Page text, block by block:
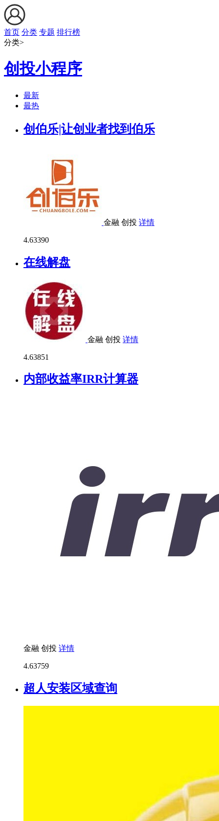
首页 分类 专题 排行榜
分类>
创投小程序
最新
最热
创伯乐|让创业者找到伯乐
金融 创投 详情
4.63390
在线解盘
金融 创投 详情
4.63851
内部收益率IRR计算器
金融 创投 详情
4.63759
超人安装区域查询